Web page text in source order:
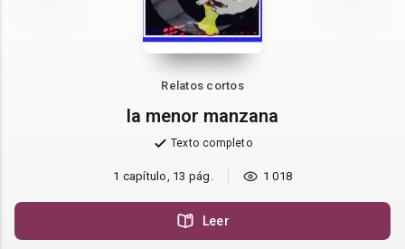
Relatos cortos
la menor manzana
Texto completo
1 capítulo, 13 pág. 1 018
Leer